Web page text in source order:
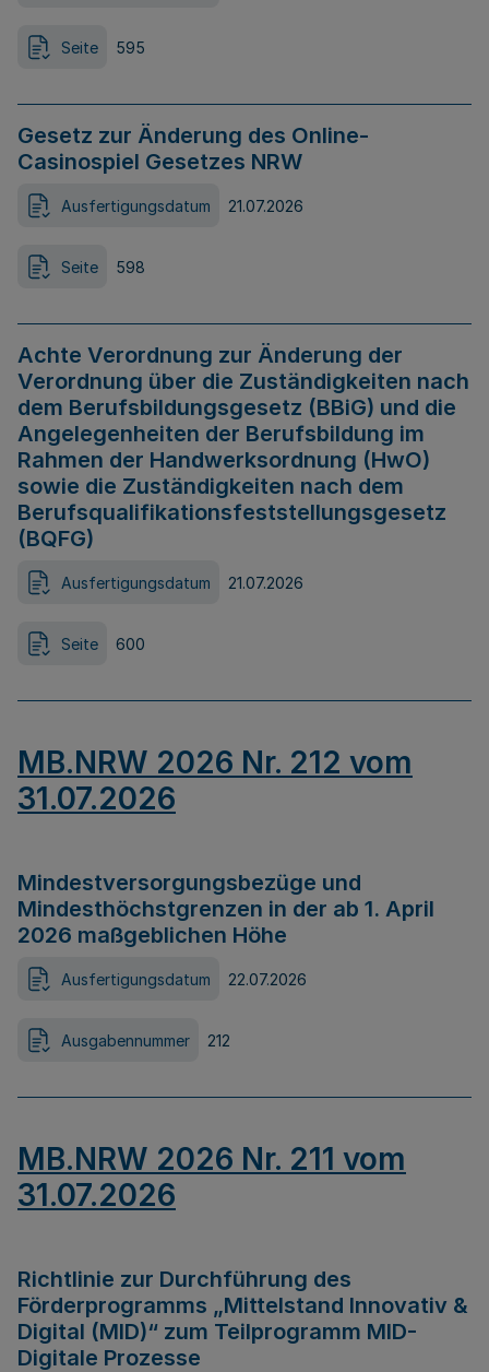
Seite 595
Gesetz zur Änderung des Online-
Casinospiel Gesetzes NRW
Ausfertigungsdatum 21.07.2026
Seite 598
Achte Verordnung zur Änderung der
Verordnung über die Zuständigkeiten nach
dem Berufsbildungsgesetz (BBiG) und die
Angelegenheiten der Berufsbildung im
Rahmen der Handwerksordnung (HwO)
sowie die Zuständigkeiten nach dem
Berufsqualifikationsfeststellungsgesetz
(BQFG)
Ausfertigungsdatum 21.07.2026
Seite 600
MB.NRW 2026 Nr. 212 vom
31.07.2026
Mindestversorgungsbezüge und
Mindesthöchstgrenzen in der ab 1. April
2026 maßgeblichen Höhe
Ausfertigungsdatum 22.07.2026
Ausgabennummer 212
MB.NRW 2026 Nr. 211 vom
31.07.2026
Richtlinie zur Durchführung des
Förderprogramms „Mittelstand Innovativ &
Digital (MID)“ zum Teilprogramm MID-
Digitale Prozesse